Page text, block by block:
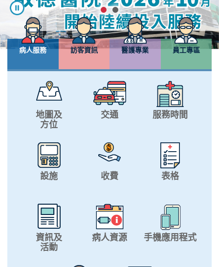
病人服務 訪客資訊 醫護專業 員工專區
地圖及
方位
交通 服務時間
設施 收費 表格
資訊及
活動
病人資源 手機應用程式